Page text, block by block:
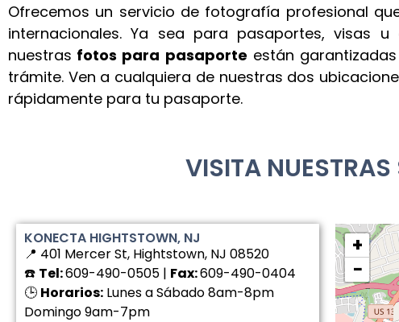
Ofrecemos un servicio de fotografía profesional
internacionales. Ya sea para pasaportes, visas
nuestras fotos para pasaporte están
trámite. Ven a cualquiera de nuestras dos
rápidamente para tu pasaporte.
VISITA NUESTRAS
KONECTA HIGHTSTOWN, NJ
📍 401 Mercer St, Hightstown, NJ 08520
☎️ Tel:609-490-0505 | Fax:609-490-0404
🕒 Horarios: Lunes a Sábado 8am-8pm
Domingo 9am-7pm
+
−